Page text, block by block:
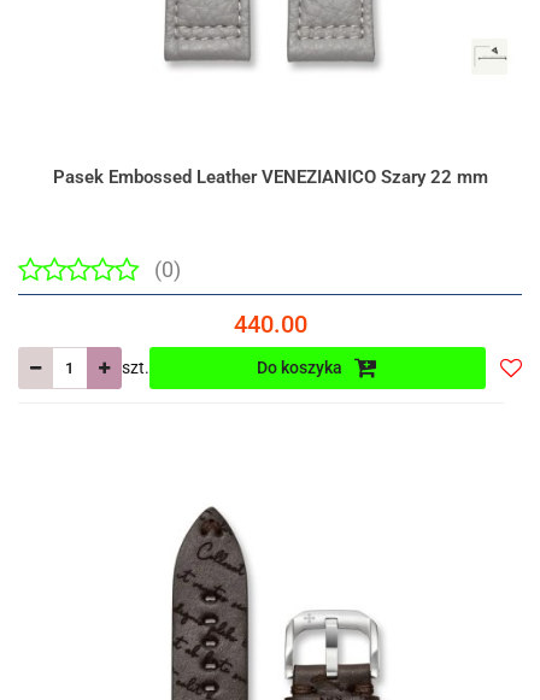
Pasek Embossed Leather VENEZIANICO Szary 22 mm
(0)
440.00
szt. Do koszyka